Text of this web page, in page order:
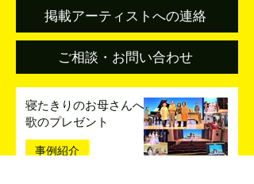
掲載アーティストへの連絡
ご相談・お問い合わせ
寝たきりのお母さんへ
歌のプレゼント
事例紹介